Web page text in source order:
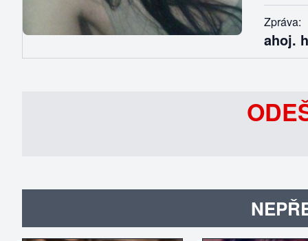
Zpráva:
ahoj.